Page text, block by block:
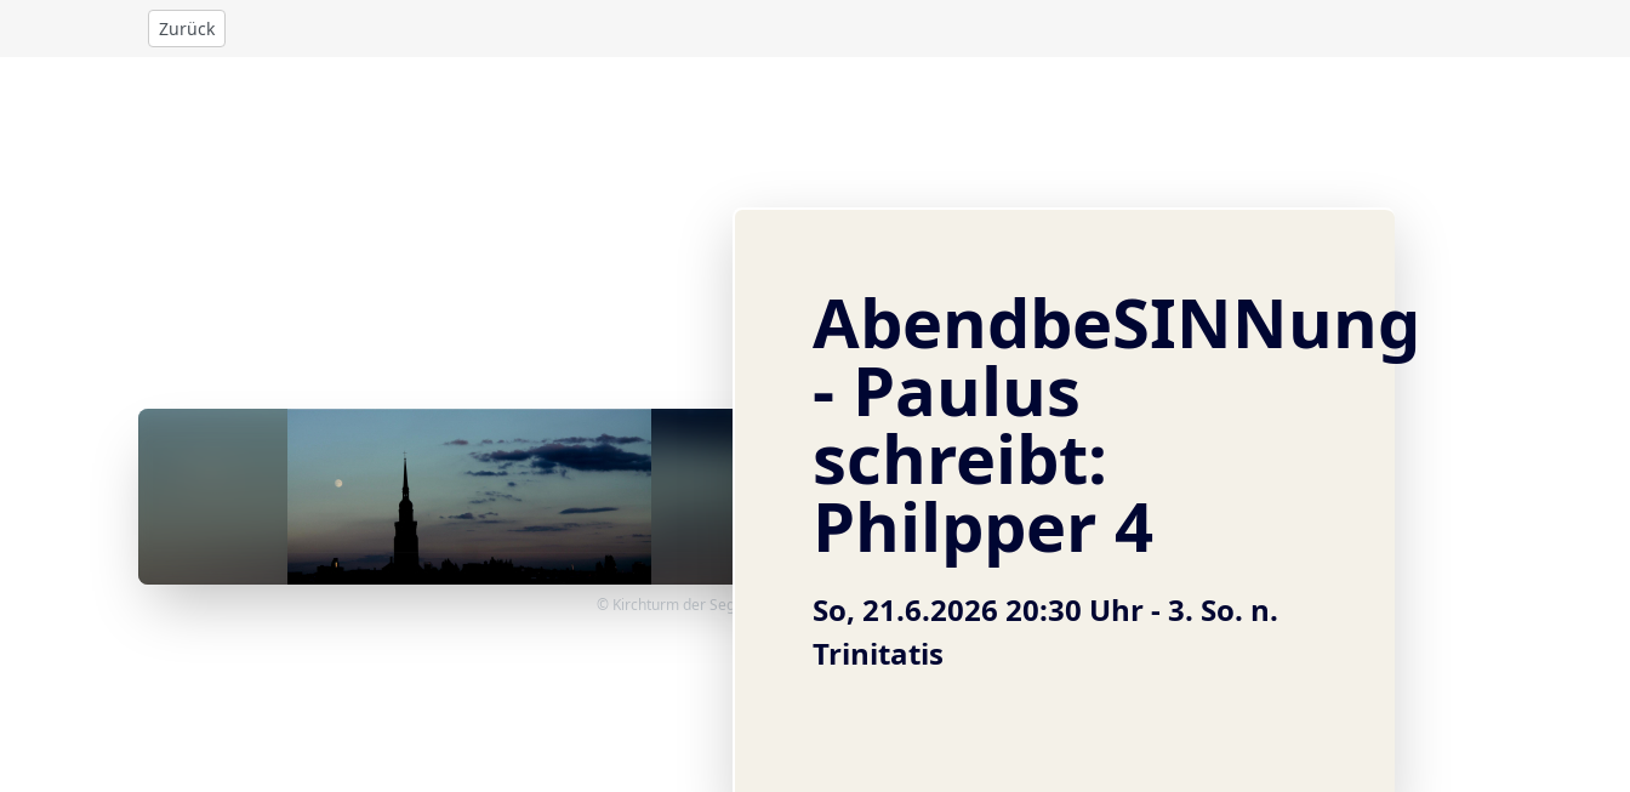
Zurück
© Kirchturm der Segenskirche
AbendbeSINNung
- Paulus
schreibt:
Philpper 4
So, 21.6.2026 20:30 Uhr - 3. So. n.
Trinitatis